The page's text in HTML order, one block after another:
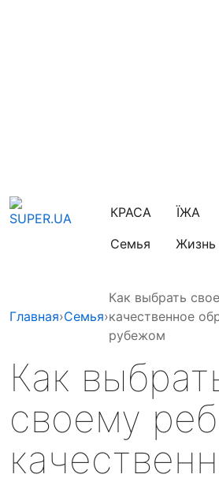
КРАСА ЇЖА
Семья
Жизнь
Главная›Семья›
Как выбрать
качественное
рубежом
Как
своему